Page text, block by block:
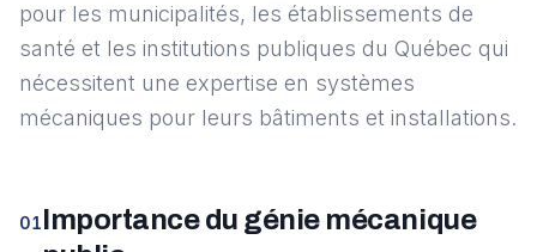
pour les municipalités, les établissements de
santé et les institutions publiques du Québec qui
nécessitent une expertise en systèmes
mécaniques pour leurs bâtiments et installations.
01Importance du génie mécanique